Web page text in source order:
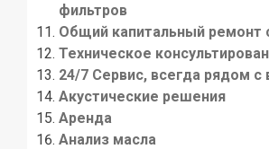
фильтров
Общий капитальный ремонт
Техническое
24/7 Сервис, всегда рядом с
Акустические решения
Аренда
Анализ масла